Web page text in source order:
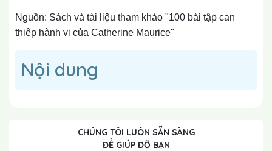
Nguồn: Sách và tài liệu tham khảo "100 bài tập can
thiệp hành vi của Catherine Maurice"
Nội dung
CHÚNG TÔI LUÔN SẴN SÀNG
ĐỂ GIÚP ĐỠ BẠN